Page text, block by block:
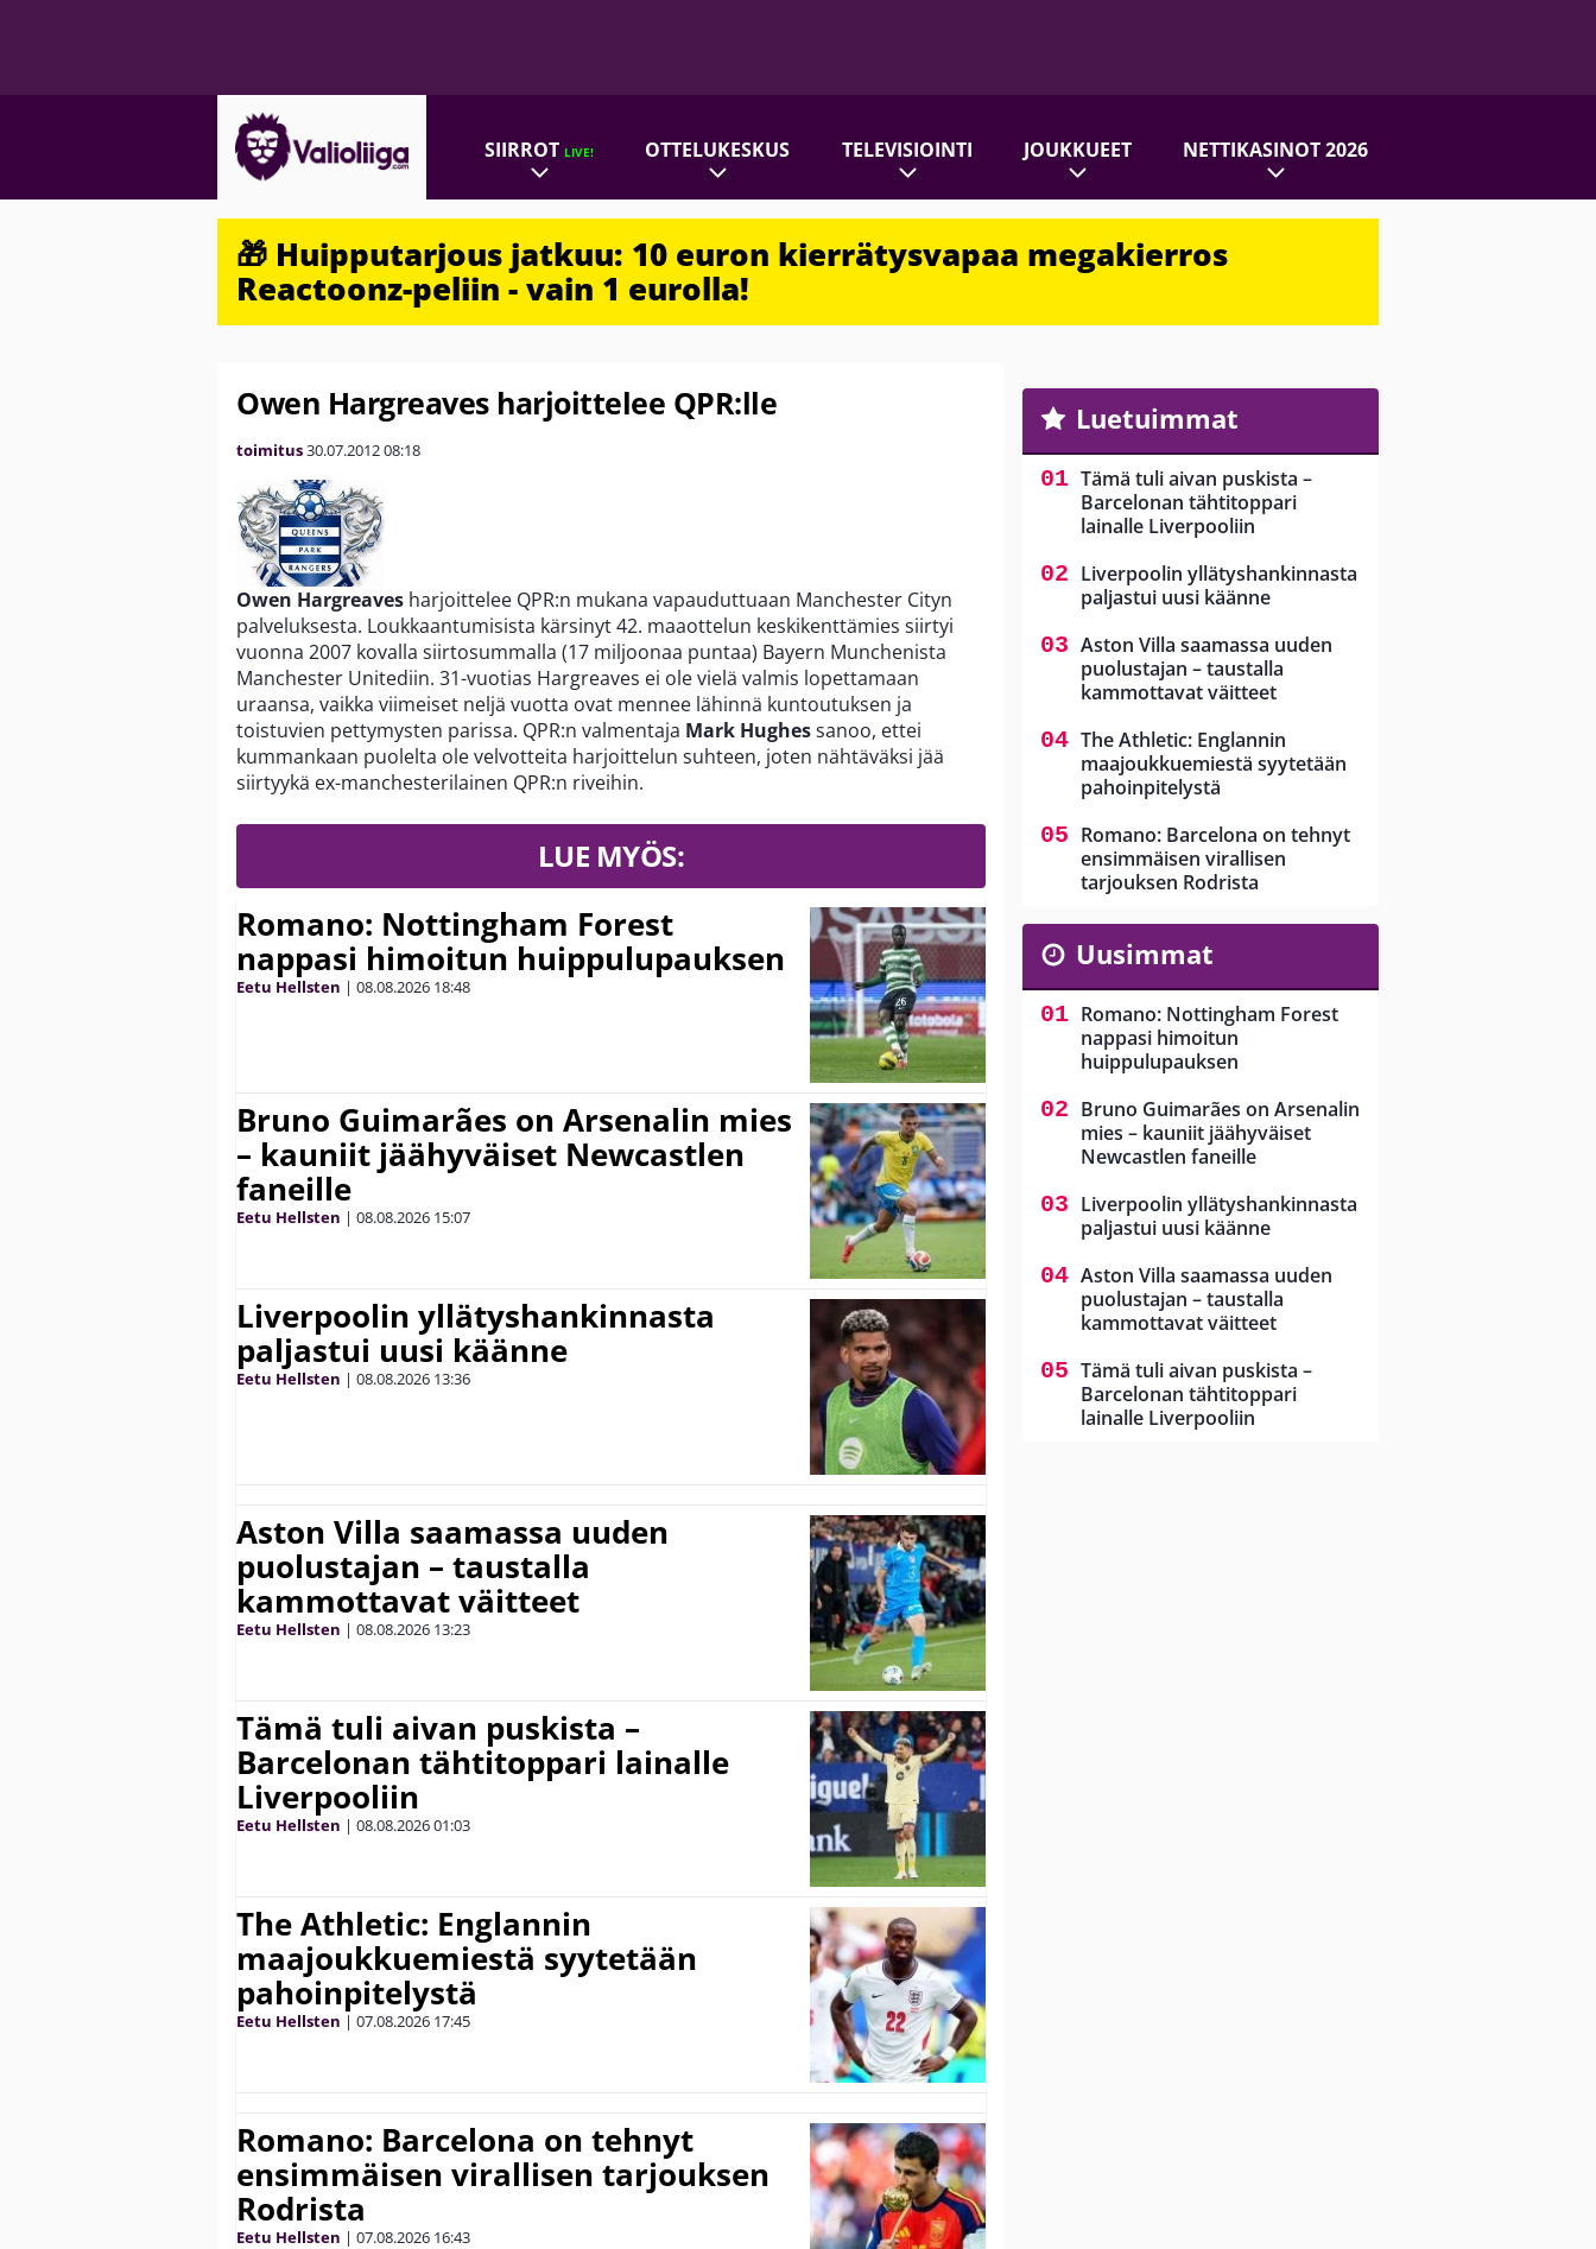
SIIRROTLIVE! OTTELUKESKUS TELEVISIOINTI JOUKKUEET NETTIKASINOT 2026
🎁 Huipputarjous jatkuu: 10 euron kierrätysvapaa megakierros
Reactoonz-peliin - vain 1 eurolla!
Owen Hargreaves harjoittelee QPR:lle
toimitus30.07.201208:18
Owen Hargreaves harjoittelee QPR:n mukana vapauduttuaan Manchester Cityn
palveluksesta. Loukkaantumisista kärsinyt 42. maaottelun keskikenttämies siirtyi
vuonna 2007 kovalla siirtosummalla (17 miljoonaa puntaa) Bayern Munchenista
Manchester Unitediin. 31-vuotias Hargreaves ei ole vielä valmis lopettamaan
uraansa, vaikka viimeiset neljä vuotta ovat mennee lähinnä kuntoutuksen ja
toistuvien pettymysten parissa. QPR:n valmentaja Mark Hughessanoo, ettei
kummankaan puolelta ole velvotteita harjoittelun suhteen, joten nähtäväksi jää
siirtyykä ex-manchesterilainen QPR:n riveihin.
LUE MYÖS:
Romano: Nottingham Forest
nappasi himoitun huippulupauksen
Eetu Hellsten | 08.08.2026 18:48
Bruno Guimarães on Arsenalin mies
– kauniit jäähyväiset Newcastlen
faneille
Eetu Hellsten | 08.08.2026 15:07
Liverpoolin yllätyshankinnasta
paljastui uusi käänne
Eetu Hellsten | 08.08.2026 13:36
Aston Villa saamassa uuden
puolustajan – taustalla
kammottavat väitteet
Eetu Hellsten | 08.08.2026 13:23
Tämä tuli aivan puskista –
Barcelonan tähtitoppari lainalle
Liverpooliin
Eetu Hellsten | 08.08.202601:03
The Athletic: Englannin
maajoukkuemiestä syytetään
pahoinpitelystä
Eetu Hellsten | 07.08.2026 17:45
Romano: Barcelona on tehnyt
ensimmäisen virallisen tarjouksen
Rodrista
Eetu Hellsten | 07.08.2026 16:43
Luetuimmat
Tämä tuli aivan puskista –
Barcelonan tähtitoppari
lainalle Liverpooliin
Liverpoolin yllätyshankinnasta
paljastui uusi käänne
Aston Villa saamassa uuden
puolustajan – taustalla
kammottavat väitteet
The Athletic: Englannin
maajoukkuemiestä syytetään
pahoinpitelystä
Romano: Barcelona on tehnyt
ensimmäisen virallisen
tarjouksen Rodrista
Uusimmat
Romano: Nottingham Forest
nappasi himoitun
huippulupauksen
Bruno Guimarães on Arsenalin
mies – kauniit jäähyväiset
Newcastlen faneille
Liverpoolin yllätyshankinnasta
paljastui uusi käänne
Aston Villa saamassa uuden
puolustajan – taustalla
kammottavat väitteet
Tämä tuli aivan puskista –
Barcelonan tähtitoppari
lainalle Liverpooliin